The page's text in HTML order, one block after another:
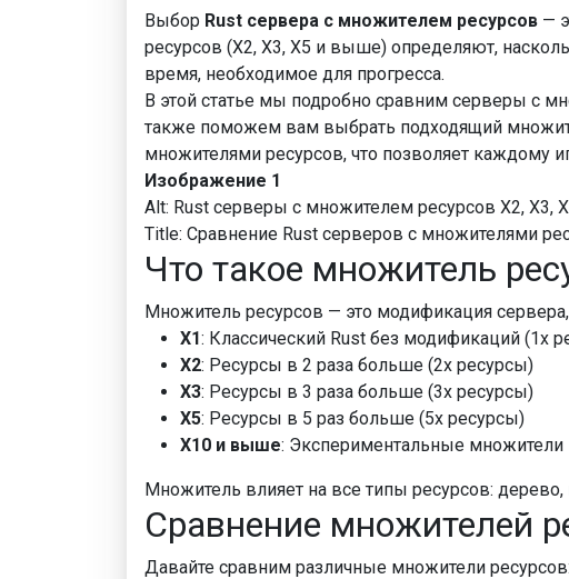
Выбор Rust сервера с множителем ресурсов —
ресурсов (X2, X3, X5 и выше) определяют,
время, необходимое для прогресса.
В этой статье мы подробно сравним серверы с
также поможем вам выбрать подходящий
множителями ресурсов, что позволяет каждому
Изображение 1
Alt: Rust серверы с множителем ресурсов X2, X3,
Title: Сравнение Rust серверов с множителями
Что такое множитель
Множитель ресурсов — это модификация
X1: Классический Rust без модификаций (1x
X2: Ресурсы в 2 раза больше (2x ресурсы)
X3: Ресурсы в 3 раза больше (3x ресурсы)
X5: Ресурсы в 5 раз больше (5x ресурсы)
X10 и выше: Экспериментальные множители
Множитель влияет на все типы ресурсов:
Сравнение множителей
Давайте сравним различные множители ресурсов: